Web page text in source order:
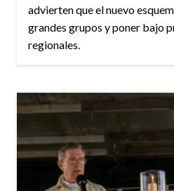
advierten que el nuevo
grandes grupos y poner bajo
regionales.